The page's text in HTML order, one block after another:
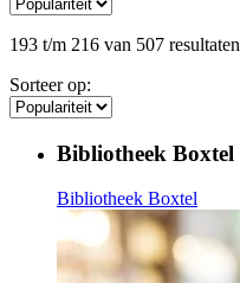
193 t/m 216 van 507 resultaten
Sorteer op:
Bibliotheek Boxtel
Bibliotheek Boxtel